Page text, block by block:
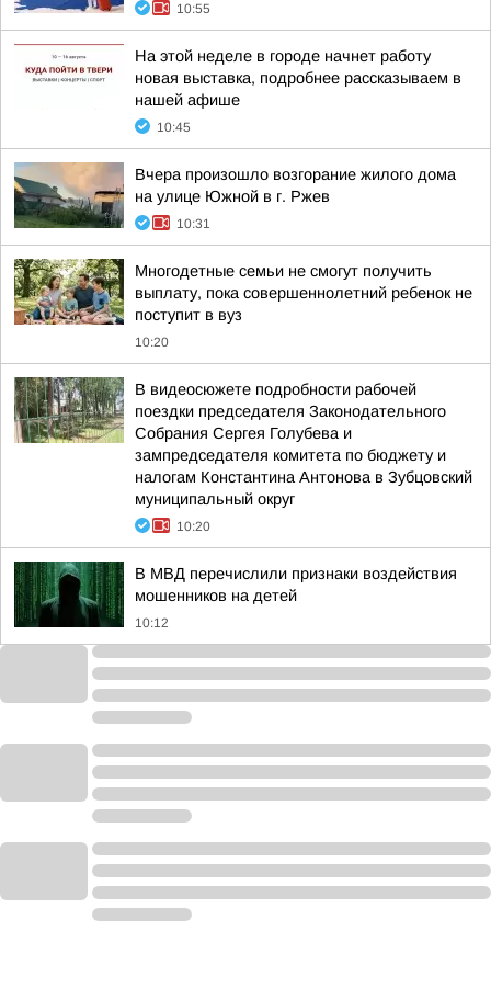
10:55
На этой неделе в городе начнет работу
новая выставка, подробнее рассказываем в
нашей афише
10:45
Вчера произошло возгорание жилого дома
на улице Южной в г. Ржев
10:31
Многодетные семьи не смогут получить
выплату, пока совершеннолетний ребенок не
поступит в вуз
10:20
В видеосюжете подробности рабочей
поездки председателя Законодательного
Собрания Сергея Голубева и
зампредседателя комитета по бюджету и
налогам Константина Антонова в Зубцовский
муниципальный округ
10:20
В МВД перечислили признаки воздействия
мошенников на детей
10:12